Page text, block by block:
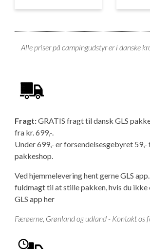
Hobby Maxia
Lille campingvogn
Forsikring af campingvogn
Vil du sælge din campingvogn?
Isabella fortelte
Isabella Fortelte
Isabella Lufttelte
Isabella weekend- og
Isabella fortelte til
Camping erhverv
Adria Compact
Aircondition og klimaanlæg
E-trailer kontrol- og
Byvand - rindende vand i
3 spændende ideer til
GPS tracker til autocamper
Tuxer måleskemaer
Klagemuligheder
Konkurrenceregler
Handelsbetingelser - webshop
Cookie & Privatlivspolitik
Persondata
GPDR - Optagelse af foto og
Alle priser på campingudstyr er i danske
Fragt:GRATIS fragt til dansk GLS
fra kr. 699,-.
Under 699,- er forsendelsesgebyret 59,-
pakkeshop.
Ved hjemmelevering hent gerne GLS
fuldmagt til at stille pakken, hvis du ikke
GLS app her
Færøerne, Grønland og udland - Kontakt os